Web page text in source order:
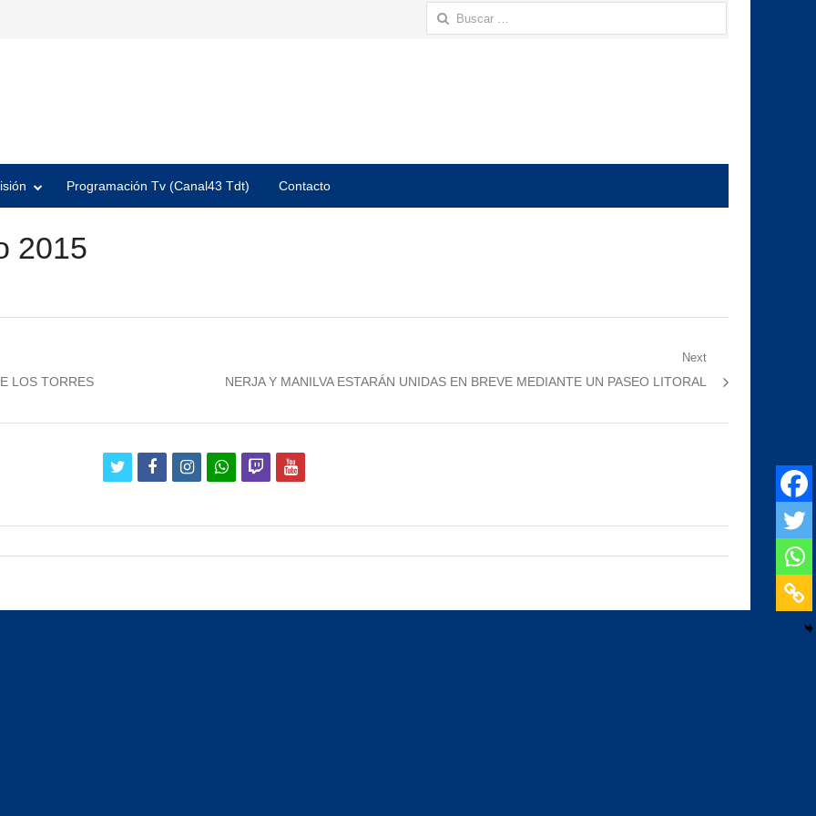
Buscar:
Programación Tv (Canal43 Tdt) Contacto
2015
LOS TORRES
Next
Next
NERJA Y MANILVA ESTARÁN UNIDAS EN BREVE MEDIANTE UN PASEO LITORAL
twitterfacebookinstagramwhatsapp
twitchyoutube